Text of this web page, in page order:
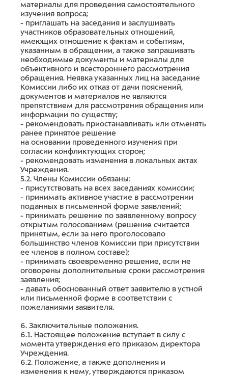
материалы для проведения самостоятельного
изучения вопроса;
- приглашать на заседания и заслушивать
участников образовательных отношений,
имеющих отношение к фактам и событиям,
указанным в обращении, а также запрашивать
необходимые документы и материалы для
объективного и всестороннего рассмотрения
обращения. Неявка указанных лиц на заседание
Комиссии либо их отказ от дачи пояснений,
документов и материалов не являются
препятствием для рассмотрения обращения или
информации по существу;
- рекомендовать приостанавливать или отменять
ранее принятое решение
на основании проведенного изучения при
согласии конфликтующих сторон;
- рекомендовать изменения в локальных актах
Учреждения.
5.2. Члены Комиссии обязаны:
- присутствовать на всех заседаниях комиссии;
- принимать активное участие в рассмотрении
поданных в письменной форме заявлений;
- принимать решение по заявленному вопросу
открытым голосованием (решение считается
принятым, если за него проголосовало
большинство членов Комиссии при присутствии
ее членов в полном составе);
- принимать своевременно решение, если не
оговорены дополнительные сроки рассмотрения
заявления;
- давать обоснованный ответ заявителю в устной
или письменной форме в соответствии с
пожеланиями заявителя.
6. Заключительные положения.
6.1. Настоящее положение вступает в силу с
момента утверждения его приказом директора
Учреждения.
6.2. Положение, а также дополнения и
изменения к нему, утверждаются приказом